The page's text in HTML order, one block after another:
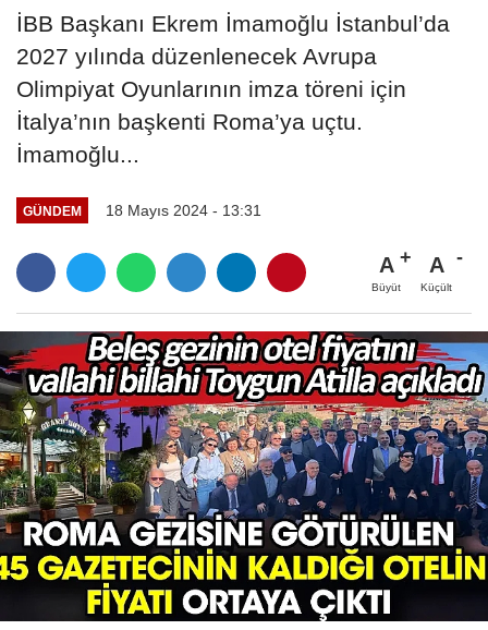
İBB Başkanı Ekrem İmamoğlu İstanbul’da
2027 yılında düzenlenecek Avrupa
Olimpiyat Oyunlarının imza töreni için
İtalya’nın başkenti Roma’ya uçtu.
İmamoğlu...
GÜNDEM 18 Mayıs 2024 - 13:31
A
Büyüt
A
Küçült